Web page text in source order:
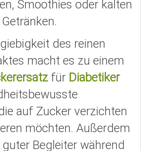
Smoothies oder kalten
des reinen
macht es zu einem
für Diabetiker
auf Zucker verzichten
möchten. Außerdem
guter Begleiter während